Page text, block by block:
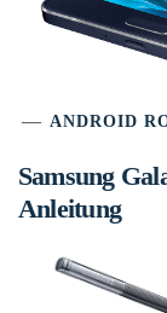
ANDROID
Samsung
Anleitung